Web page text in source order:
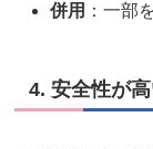
併用 ：一部
4. 安全性が